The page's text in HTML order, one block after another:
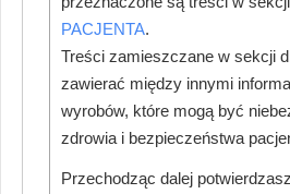
PACJENTA.
Treści zamieszczane w sekcji
zawierać między innymi
wyrobów, które mogą być
zdrowia i bezpieczeństwa
Przechodząc dalej